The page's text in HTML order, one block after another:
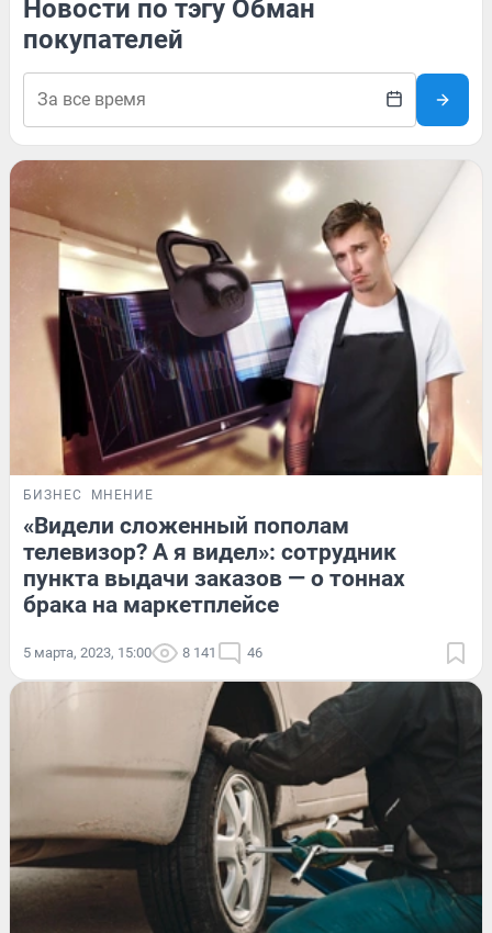
Новости по тэгу Обман
покупателей
БИЗНЕС МНЕНИЕ
«Видели сложенный пополам
телевизор? А я видел»: сотрудник
пункта выдачи заказов — о тоннах
брака на маркетплейсе
5 марта, 2023, 15:00 8 141 46